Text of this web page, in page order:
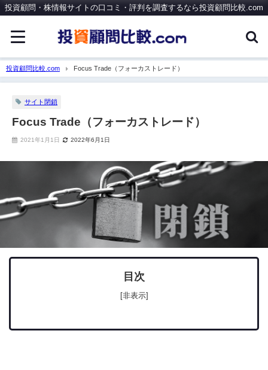
投資顧問・株情報サイトの口コミ・評判を調査するなら投資顧問比較.com
投資顧問比較.com Focus Trade（フォーカストレード）
サイト閉鎖
Focus Trade（フォーカストレード）
2021年1月1日 2022年6月1日
目次
[非表示]